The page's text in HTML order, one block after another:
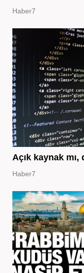
Haber7
Açık kaynak mı,
Haber7